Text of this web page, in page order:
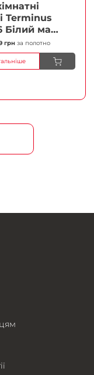
Terminus
Білий мат
Сатин
Плівка
грн за полотно